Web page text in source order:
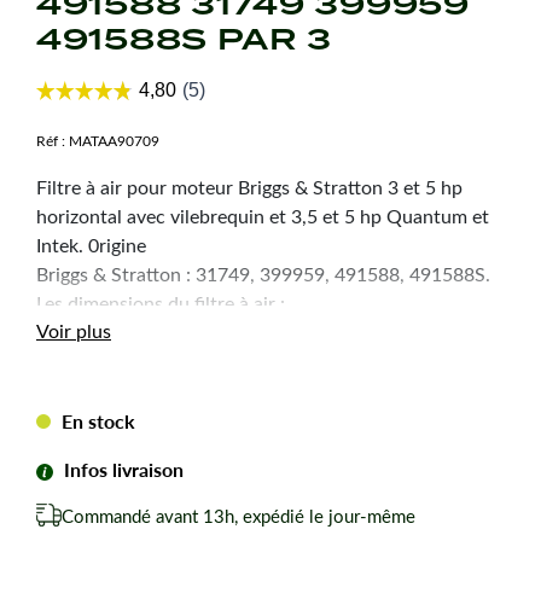
491588S PAR 3
Réf : MATAA90709
Filtre à air pour moteur Briggs & Stratton 3 et 5 hp
horizontal avec vilebrequin et 3,5 et 5 hp Quantum et
Intek. 0rigine
Briggs & Stratton : 31749, 399959, 491588, 491588S.
Les dimensions du filtre à air :
Hauteur : 25 mm
S’utilise avec le pré-filtre de référence : MATAA06373
d’origine N° 491436
Sur moteur Quantum : 3,5 à 6,5 CV
Séries : 625 à 675
Voir plus
En stock
Infos livraison
Commandé avant 13h, expédié le jour-même